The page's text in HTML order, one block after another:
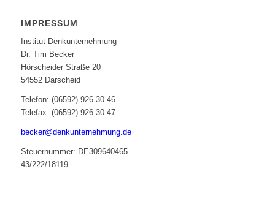
IMPRESSUM
Institut Denkunternehmung
Dr. Tim Becker
Hörscheider Straße 20
54552 Darscheid
Telefon: (06592) 926 30 46
Telefax: (06592) 926 30 47
becker@denkunternehmung.de
Steuernummer: DE309640465
43/222/18119